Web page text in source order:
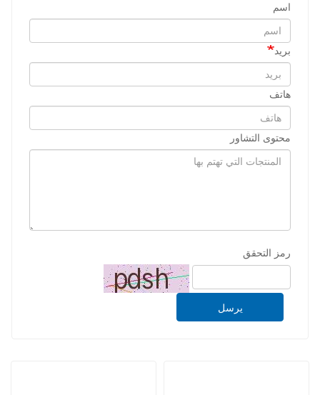
اسم
بريد
هاتف
محتوى التشاور
رمز التحقق
يرسل